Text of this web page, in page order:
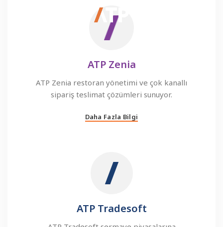
ATP Zenia
ATP Zenia restoran yönetimi ve çok kanallı
sipariş teslimat çözümleri sunuyor.
Daha Fazla Bilgi
ATP Tradesoft